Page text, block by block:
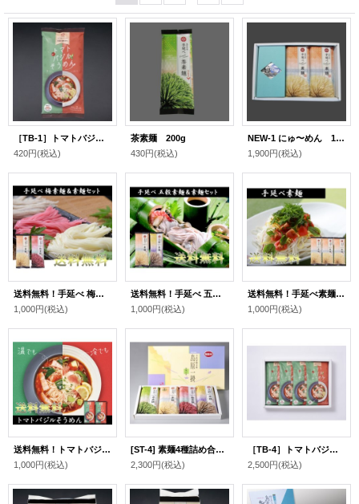
［TB-1］トマトバジルそうめん
420円(税込)
茶素麺 200g
430円(税込)
NEW-1 にゅ〜めん 10人前
1,900円(税込)
送料無料！手延べ 梅素麺＆素麺セット
1,000円(税込)
送料無料！手延べ 五穀素麺＆素麺セット
1,000円(税込)
送料無料！手延べ素麺250g×3袋
1,000円(税込)
送料無料！トマトバジルそうめん2人前×2袋
1,000円(税込)
[ST-4] 素麺4種詰め合わせ（化粧箱）
2,300円(税込)
［TB-4］トマトバジルそうめん 8人前
2,500円(税込)